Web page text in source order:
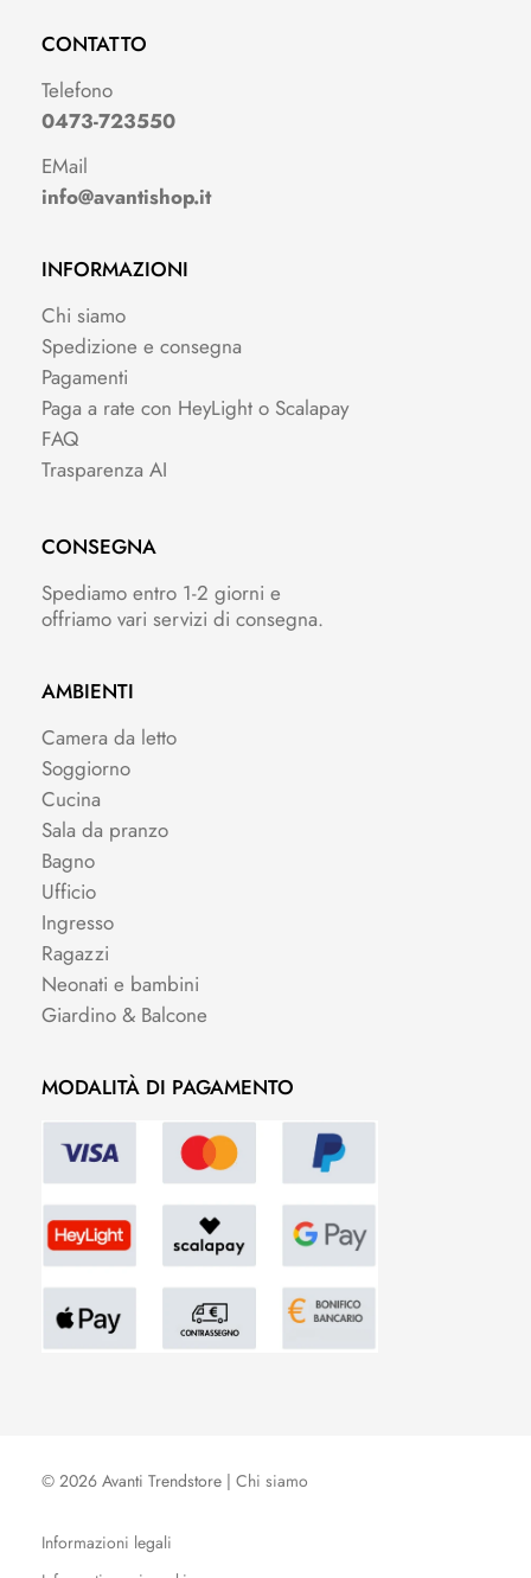
CONTATTO
Telefono
0473-723550
EMail
info@avantishop.it
INFORMAZIONI
Chi siamo
Spedizione e consegna
Pagamenti
Paga a rate con HeyLight o Scalapay
FAQ
Trasparenza AI
CONSEGNA
Spediamo entro 1-2 giorni e
offriamo vari servizi di consegna.
AMBIENTI
Camera da letto
Soggiorno
Cucina
Sala da pranzo
Bagno
Ufficio
Ingresso
Ragazzi
Neonati e bambini
Giardino & Balcone
MODALITÀ DI PAGAMENTO
© 2026 Avanti Trendstore | Chi siamo
Informazioni legali